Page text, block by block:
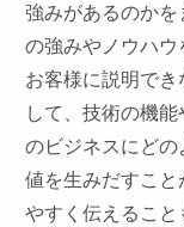
強みがあるのか
の強みやノウハウ
お客様に説明で
して、技術の機
のビジネスにど
値を生みだすこと
やすく伝えること